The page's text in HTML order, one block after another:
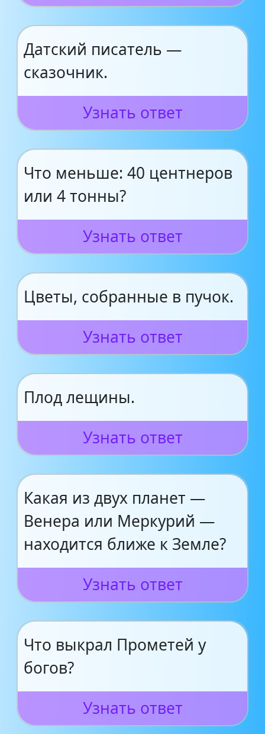
Датский писатель —
сказочник.
Узнать ответ
Что меньше: 40 центнеров
или 4 тонны?
Узнать ответ
Цветы, собранные в пучок.
Узнать ответ
Плод лещины.
Узнать ответ
Какая из двух планет —
Венера или Меркурий —
находится ближе к Земле?
Узнать ответ
Что выкрал Прометей у
богов?
Узнать ответ